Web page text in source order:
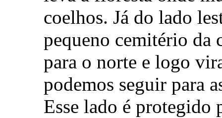
coelhos. Já do lado
pequeno cemitério da
para o norte e logo
podemos seguir para
Esse lado é protegido